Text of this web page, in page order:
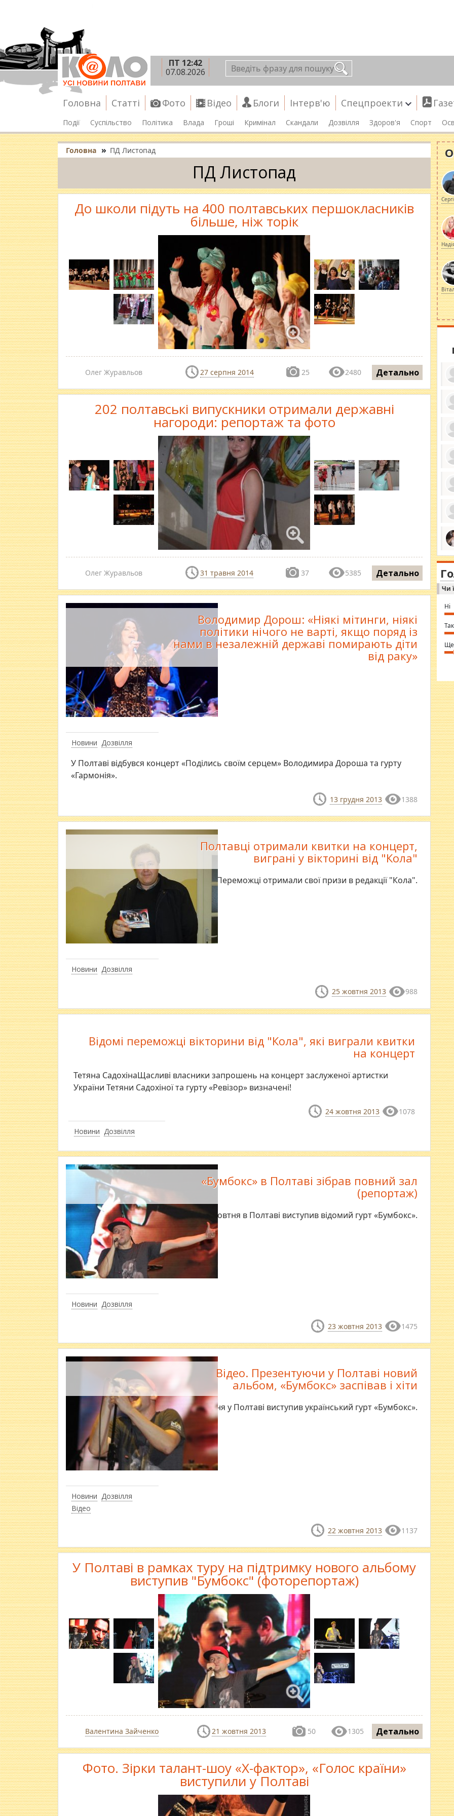
ПТ 12:42
07.08.2026
Головна Статті Фото Відео Блоги Інтерв'ю Спецпроекти
Події Суспільство Політика Влада Гроші Кримінал Скандали Дозвілля Здоров'я Спорт
Головна » ПД Листопад
ПД Листопад
До школи підуть на 400 полтавських першокласників
більше, ніж торік
Олег Журавльов 27 серпня 2014 25 2480 Детально
202 полтавські випускники отримали державні
нагороди: репортаж та фото
Олег Журавльов 31 травня 2014 37 5385 Детально
Новини Дозвілля
Володимир Дорош: «Ніякі мітинги, ніякі
політики нічого не варті, якщо поряд із
нами в незалежній державі помирають діти
від раку»
У Полтаві відбувся концерт «Поділись своїм серцем» Володимира Дороша та гурту
«Гармонія».
13 грудня 2013 1388
Новини Дозвілля
Полтавці отримали квитки на концерт,
виграні у вікторині від "Кола"
Переможці отримали свої призи в редакції "Кола".
25 жовтня 2013 988
Новини Дозвілля
Відомі переможці вікторини від "Кола", які виграли квитки
на концерт
Тетяна СадохінаЩасливі власники запрошень на концерт заслуженої артистки
України Тетяни Садохіної та гурту «Ревізор» визначені!
24 жовтня 2013 1078
Новини Дозвілля
«Бумбокс» в Полтаві зібрав повний зал
(репортаж)
20 жовтня в Полтаві виступив відомий гурт «Бумбокс».
23 жовтня 2013 1475
Новини Дозвілля
Відео
Відео. Презентуючи у Полтаві новий
альбом, «Бумбокс» заспівав і хіти
20 жовтня у Полтаві виступив український гурт «Бумбокс».
22 жовтня 2013 1137
У Полтаві в рамках туру на підтримку нового альбому
виступив "Бумбокс" (фоторепортаж)
Валентина Зайченко 21 жовтня 2013 50 1305 Детально
Фото. Зірки талант-шоу «Х-фактор», «Голос країни»
виступили у Полтаві
за
ми
in
⇒
Чи
Ні
Так
Ще